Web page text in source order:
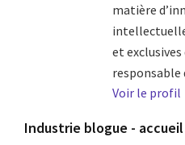
matière
et exclusives
responsable
Voir le profil
Industrie blogue - accueil